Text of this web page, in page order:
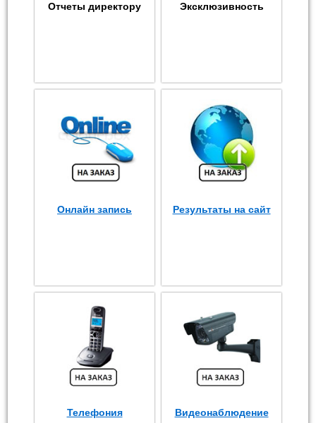
Отчеты директору Эксклюзивность
Онлайн запись Результаты на сайт
Телефония Видеонаблюдение